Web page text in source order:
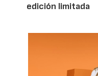
edición limitada